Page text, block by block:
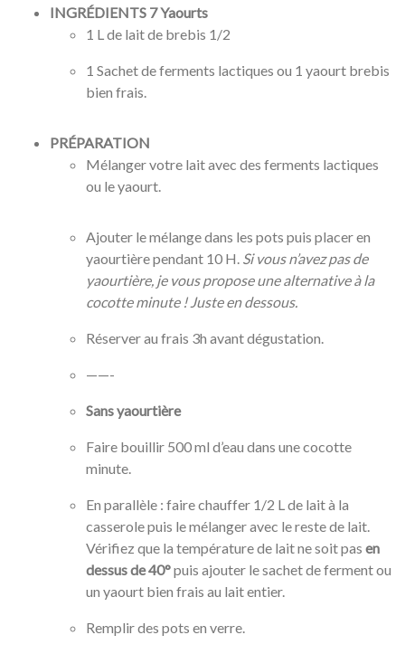
INGRÉDIENTS 7 Yaourts
1 L de lait de brebis 1/2
1 Sachet de ferments lactiques ou 1 yaourt brebis
bien frais.
PRÉPARATION
Mélanger votre lait avec des ferments lactiques
ou le yaourt.
Ajouter le mélange dans les pots puis placer en
yaourtière pendant 10 H. Si vous n’avez pas de
yaourtière, je vous propose une alternative à la
cocotte minute ! Juste en dessous.
Réserver au frais 3h avant dégustation.
——-
Sans yaourtière
Faire bouillir 500 ml d’eau dans une cocotte
minute.
En parallèle : faire chauffer 1/2 L de lait à la
casserole puis le mélanger avec le reste de lait.
Vérifiez que la température de lait ne soit pas en
dessus de 40°puis ajouter le sachet de ferment ou
un yaourt bien frais au lait entier.
Remplir des pots en verre.